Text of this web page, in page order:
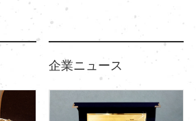
企業ニュース